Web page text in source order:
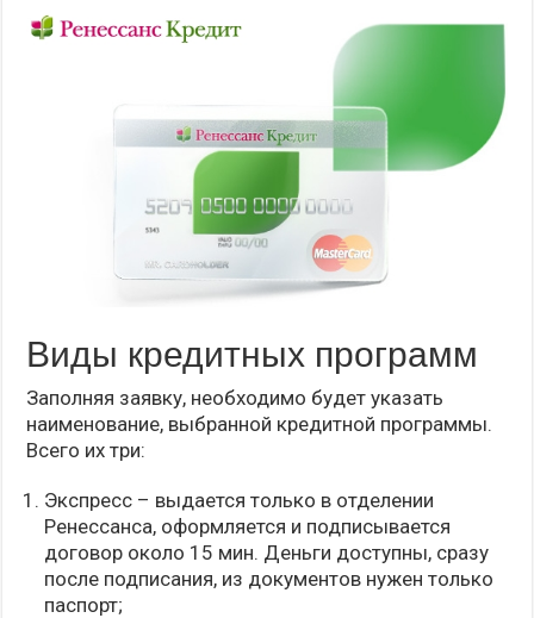
Виды кредитных программ
Заполняя заявку, необходимо будет указать
наименование, выбранной кредитной программы.
Всего их три:
Экспресс – выдается только в отделении
Ренессанса, оформляется и подписывается
договор около 15 мин. Деньги доступны, сразу
после подписания, из документов нужен только
паспорт;